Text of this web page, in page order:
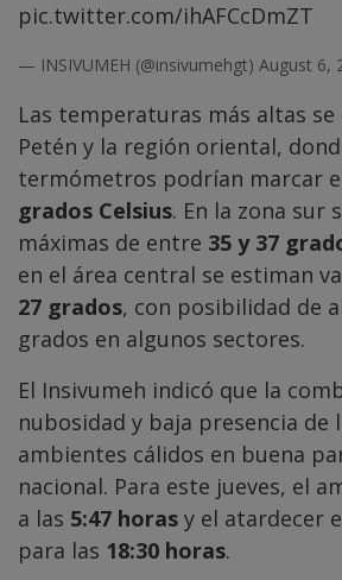
pic.twitter.com/ihAFCcDmZT
— INSIVUMEH (@insivumehgt) August 6,
Las temperaturas más altas se
Petén y la región oriental,
termómetros podrían marcar
grados Celsius. En la zona sur
máximas de entre 35 y 37
en el área central se estiman
27 grados, con posibilidad de
grados en algunos sectores.
El Insivumeh indicó que la
nubosidad y baja presencia de
ambientes cálidos en buena
nacional. Para este jueves, el
a las 5:47 horas y el atardecer
para las 18:30 horas.